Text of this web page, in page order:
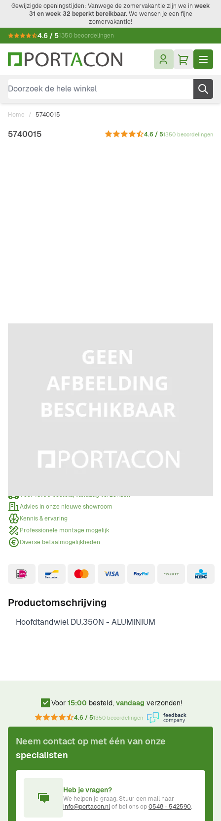
Ga naar de inhoud
Gewijzigde openingstijden: Vanwege de zomervakantie zijn we in week
31 en week 32 beperkt bereikbaar.We wensen je een fijne
zomervakantie!
4.6 / 51350 beoordelingen
Doorzoek de hele winkel
Home / 5740015
5740015 4.6 / 51350 beoordelingen
Incl. BTW
€ 66,74
Offerte aanvragen
Wanneer een offerte aanvragen?
Voor 15:00 besteld, vandaag verzonden
Advies in onze nieuwe showroom
Kennis & ervaring
Professionele montage mogelijk
Diverse betaalmogelijkheden
Productomschrijving
Hoofdtandwiel DU.350N - ALUMINIUM
Voor 15:00 besteld, vandaag verzonden!
4.6 / 51350 beoordelingen
Neem contact op met één van onze
specialisten
Heb je vragen?
We helpen je graag. Stuur een mail naar
info@portacon.nlof bel ons op0548 - 542590.